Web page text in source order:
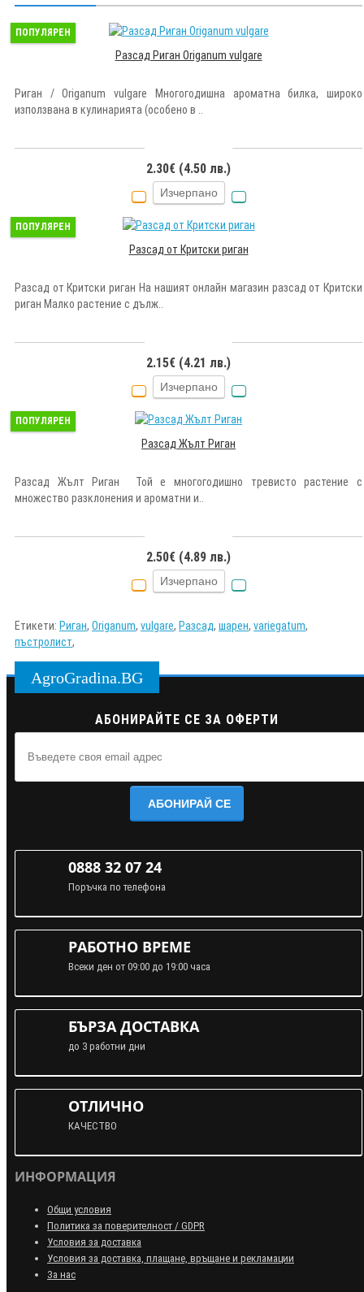
ПОПУЛЯРЕН
Разсад Риган Origanum vulgare
Риган / Origanum vulgare Многогодишна ароматна билка, широко
използвана в кулинарията (особено в ..
2.30€ (4.50 лв.)
Изчерпано
ПОПУЛЯРЕН
Разсад от Критски риган
Разсад от Критски риган На нашият онлайн магазин разсад от Критски
риган Малко растение с дълж..
2.15€ (4.21 лв.)
Изчерпано
ПОПУЛЯРЕН
Разсад Жълт Риган
Разсад Жълт Риган Той е многогодишно тревисто растение с
множество разклонения и ароматни и..
2.50€ (4.89 лв.)
Изчерпано
Етикети: Риган, Оriganum, vulgare, Разсад, шарен, variegatum,
пъстролист,
AgroGradina.BG
АБОНИРАЙТЕ СЕ ЗА ОФЕРТИ
АБОНИРАЙ СЕ
0888 32 07 24
Поръчка по телефона
РАБОТНО ВРЕМЕ
Всеки ден от 09:00 до 19:00 часа
БЪРЗА ДОСТАВКА
до 3 работни дни
ОТЛИЧНО
КАЧЕСТВО
ИНФОРМАЦИЯ
Общи условия
Политика за поверителност / GDPR
Условия за доставка
Условия за доставка, плащане, връщане и рекламации
За нас